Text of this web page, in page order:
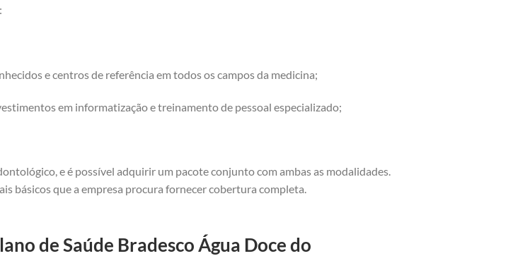
e centros de referência em todos os campos da medicina;
em informatização e treinamento de pessoal especializado;
e é possível adquirir um pacote conjunto com ambas as modalidades.
básicos que a empresa procura fornecer cobertura completa.
de Saúde Bradesco Água Doce do